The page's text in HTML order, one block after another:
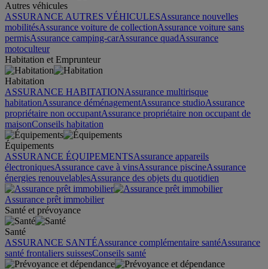
Autres véhicules
ASSURANCE AUTRES VÉHICULESAssurance nouvelles
mobilitésAssurance voiture de collectionAssurance voiture sans
permisAssurance camping-carAssurance quadAssurance
motoculteur
Habitation et Emprunteur
Habitation
ASSURANCE HABITATIONAssurance multirisque
habitationAssurance déménagementAssurance studioAssurance
propriétaire non occupantAssurance propriétaire non occupant de
maisonConseils habitation
Équipements
ASSURANCE ÉQUIPEMENTSAssurance appareils
électroniquesAssurance cave à vinsAssurance piscineAssurance
énergies renouvelablesAssurance des objets du quotidien
Assurance prêt immobilier
Santé et prévoyance
Santé
ASSURANCE SANTÉAssurance complémentaire santéAssurance
santé frontaliers suissesConseils santé